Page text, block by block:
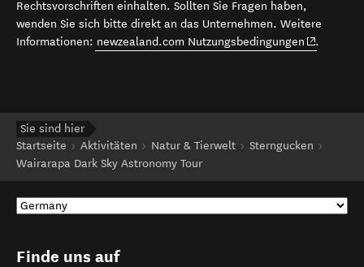
Rechtsvorschriften einhalten. Sollten Sie Fragen haben,
wenden Sie sich bitte direkt an das Unternehmen. Weitere
Informationen: newzealand.com Nutzungsbedingungen (opens in
.
Sie sind hier
Startseite
Aktivitäten Natur & Tierwelt
Sterngucken
Wairarapa Dark Sky Astronomy Tour
Finde uns auf